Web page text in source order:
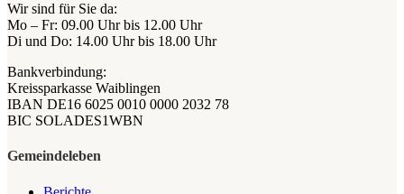
Wir sind für Sie da:
Mo – Fr: 09.00 Uhr bis 12.00 Uhr
Di und Do: 14.00 Uhr bis 18.00 Uhr
Bankverbindung:
Kreissparkasse Waiblingen
IBAN DE16 6025 0010 0000 2032 78
BIC SOLADES1WBN
Gemeindeleben